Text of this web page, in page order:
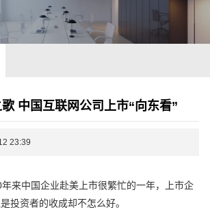
中国互联网公司上市“向东看”
23:39
来中国企业赴美上市很繁忙的一年，上市企
投资者的收成却不怎么好。